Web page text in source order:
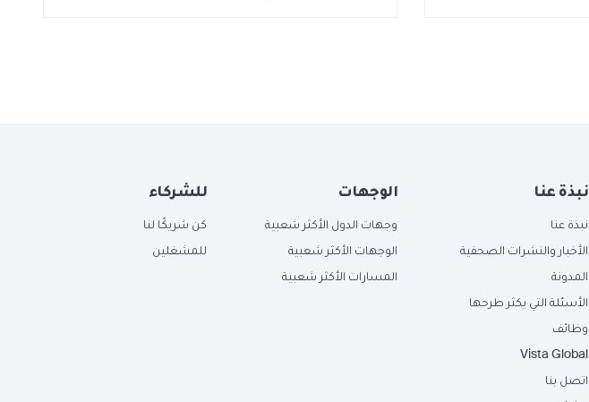
نبذة عنا
نبذة عنا
الأخبار والنشرات الصحفية
المدونة
الأسئلة التي يكثر طرحها
وظائف
Vista Global
اتصل بنا
الوجهات
وجهات الدول الأكثر شعبية
الوجهات الأكثر شعبية
المسارات الأكثر شعبية
للشركاء
كن شريكًا لنا
للمشغلين